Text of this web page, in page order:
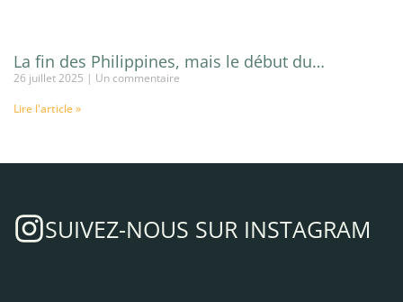
La fin des Philippines, mais le début du…
26 juillet 2025
Un commentaire
Lire l'article »
SUIVEZ-NOUS SUR INSTAGRAM